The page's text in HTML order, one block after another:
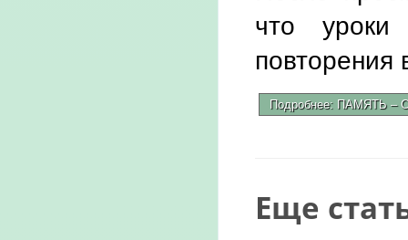
что уроки
повторения
Подробнее: ПАМЯТЬ
Еще